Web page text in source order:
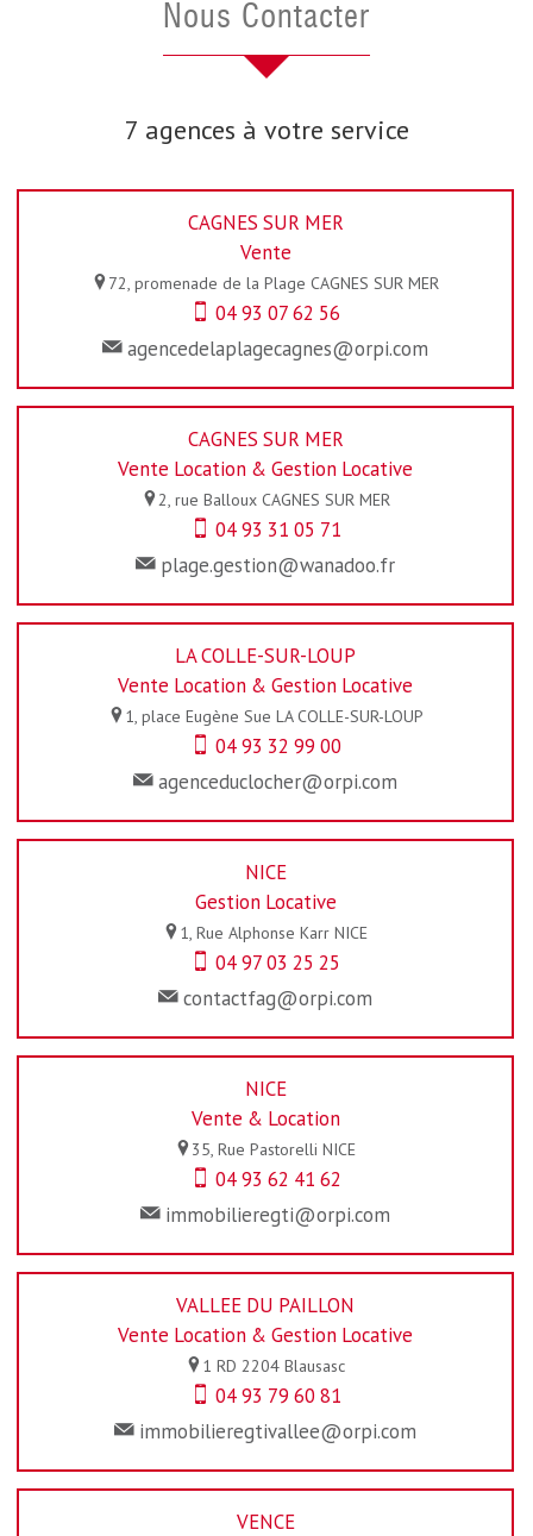
Nous Contacter
7 agences à votre service
CAGNES SUR MER
Vente
72, promenade de la Plage CAGNES SUR MER
04 93 07 62 56
agencedelaplagecagnes@orpi.com
CAGNES SUR MER
Vente Location & Gestion Locative
2, rue Balloux CAGNES SUR MER
04 93 31 05 71
plage.gestion@wanadoo.fr
LA COLLE-SUR-LOUP
Vente Location & Gestion Locative
1, place Eugène Sue LA COLLE-SUR-LOUP
04 93 32 99 00
agenceduclocher@orpi.com
NICE
Gestion Locative
1, Rue Alphonse Karr NICE
04 97 03 25 25
contactfag@orpi.com
NICE
Vente & Location
35, Rue Pastorelli NICE
04 93 62 41 62
immobilieregti@orpi.com
VALLEE DU PAILLON
Vente Location & Gestion Locative
1 RD 2204 Blausasc
04 93 79 60 81
immobilieregtivallee@orpi.com
VENCE